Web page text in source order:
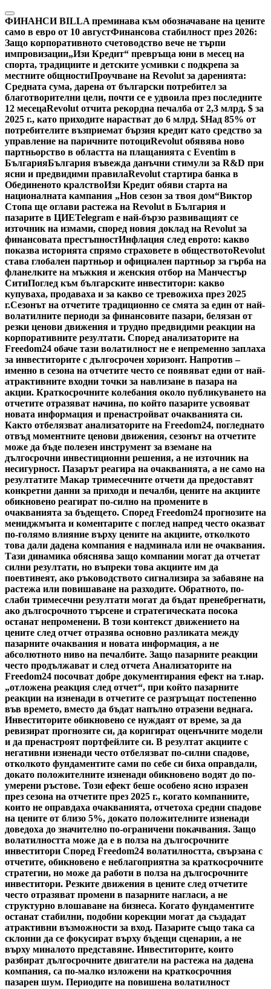
Skip
to
content
ФИНАНСИ BILLA преминава към обозначаване на цените
само в евро от 10 августФинансова стабилност през 2026:
Защо корпоративното счетоводство вече не търпи
импровизации„Изи Кредит“ превръща юни в месец на
спорта, традициите и детските усмивки с подкрепа за
местните общностиПроучване на Revolut за даренията:
Средната сума, дарена от български потребител за
благотворителни цели, почти се е удвоила през последните
12 месецаRevolut отчита рекордна печалба от 2,3 млрд. $ за
2025 г., като приходите нарастват до 6 млрд. $Над 85% от
потребителите възприемат бързия кредит като средство за
управление на паричните потоциRevolut обявява ново
партньорство в областта на плащанията с Eventim в
БългарияБългария въвежда данъчни стимули за R&D при
ясни и предвидими правилаRevolut стартира банка в
Обединеното кралствоИзи Кредит обяви старта на
националната кампания „Нов сезон за твоя дом“Виктор
Стопа ще оглави растежа на Revolut в България и
пазарите в ЦИЕTelegram е най-бързо развиващият се
източник на измами, според новия доклад на Revolut за
финансовата престъпностИнфлация след еврото: какво
показва историята спрямо страховете в обществотоRevolut
става глобален партньор и официален партньор за гърба на
фланелките на мъжкия и женския отбор на Манчестър
СитиПоглед към българските инвеститори: какво
купуваха, продаваха и за какво се тревожиха през 2025
г.Сезонът на отчетите традиционно се смята за един от най-
волатилните периоди за финансовите пазари, белязан от
резки ценови движения и трудно предвидими реакции на
корпоративните резултати. Според анализаторите на
Freedom24 обаче тази волатилност не е непременно заплаха
за инвеститорите с дългосрочен хоризонт. Напротив –
именно в сезона на отчетите често се появяват едни от най-
атрактивните входни точки за навлизане в пазара на
акции. Краткосрочните колебания около публикуването на
отчетите отразяват начина, по който пазарите усвояват
новата информация и пренастройват очакванията си.
Както отбелязват анализаторите на Freedom24, погледнато
отвъд моментните ценови движения, сезонът на отчетите
може да бъде полезен инструмент за вземане на
дългосрочни инвестиционни решения, а не източник на
несигурност. Пазарът реагира на очакванията, а не само на
резултатите Макар тримесечните отчети да предоставят
конкретни данни за приходи и печалби, цените на акциите
обикновено реагират по-силно на промените в
очакванията за бъдещето. Според Freedom24 прогнозите на
мениджмънта и коментарите с поглед напред често оказват
по-голямо влияние върху цените на акциите, отколкото
това дали дадена компания е надминала или не очаквания.
Тази динамика обяснява защо компании могат да отчетат
силни резултати, но въпреки това акциите им да
поевтинеят, ако ръководството сигнализира за забавяне на
растежа или повишаване на разходите. Обратното, по-
слаби тримесечни резултати могат да бъдат пренебрегнати,
ако дългосрочното търсене и стратегическата посока
останат непроменени. В този контекст движението на
цените след отчет отразява основно разликата между
пазарните очаквания и новата информация, а не
абсолютното ниво на печалбите. Защо пазарните реакции
често продължават и след отчета Анализаторите на
Freedom24 посочват добре документирания ефект на т.нар.
„отложена реакция след отчет“, при който пазарните
реакции на изненади в отчетите се разгръщат постепенно
във времето, вместо да бъдат напълно отразени веднага.
Инвеститорите обикновено се нуждаят от време, за да
ревизират прогнозите си, да коригират оценъчните модели
и да пренастроят портфейлите си. В резултат акциите с
негативни изненади често отбелязват по-силни спадове,
отколкото фундаментите сами по себе си биха оправдали,
докато положителните изненади обикновено водят до по-
умерени ръстове. Този ефект беше особено ясно изразен
през сезона на отчетите през 2025 г., когато компаниите,
които не оправдаха очакванията, отчетоха средни спадове
на цените от близо 5%, докато положителните изненади
доведоха до значително по-ограничени покачвания. Защо
волатилността може да е в полза на дългосрочните
инвеститори Според Freedom24 волатилността, свързана с
отчетите, обикновено е неблагоприятна за краткосрочните
стратегии, но може да работи в полза на дългосрочните
инвеститори. Резките движения в цените след отчетите
често отразяват промени в пазарните нагласи, а не
структурно влошаване на бизнеса. Когато фундаментите
останат стабилни, подобни корекции могат да създадат
атрактивни възможности за вход. Пазарите също така са
склонни да се фокусират върху бъдещи сценарии, а не
върху миналото представяне. Инвеститорите, които
разбират дългосрочните двигатели на растежа на дадена
компания, са по-малко изложени на краткосрочния
пазарен шум. Периодите на повишена волатилност